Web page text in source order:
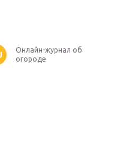
Онлайн-журнал об
огороде